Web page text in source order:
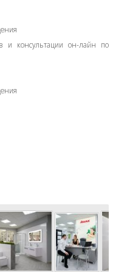
и консультации он-лайн по